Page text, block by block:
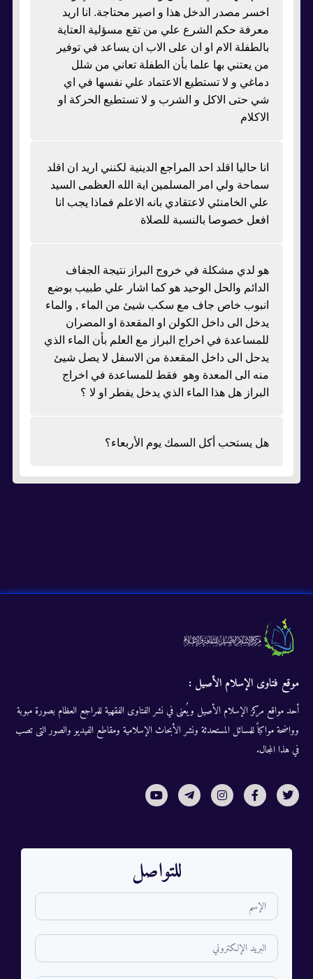
اخسر مصدر الدخل هذا و اصير محتاجة. انا اريد
معرفة حكم الشرع علي من تقع مسؤلية العتاية
بالطفلة الام او ان على الاب ان يساعد في توفير
من يعتني بها علما بأن الطفلة تعاني من شلل
دماغي و لا تستطيع الاعتماد علي نفسها في اي
شي حتى الاكل و الشرب و لا تستطيع الحركة او
الاكلام
انا حاليا اقلد احد المراجع الدينية لكنني اريد ان اقلد
سماحة ولي امر المسلمين اية الله العظمى السيد
علي الخامنئي لاعتقادي بانه الاعلم فماذا يجب انا
افعل خصوصا بالنسبة للصلاة
هو لدي مشكلة في خروج البراز نتيجة الجفاف
الدائم والحل الوحيد هو كما اشار علي طبيب بوضع
انبوب خاص جاف مع سكب شيئ من الماء , والماء
يدخل الى داخل الكولن او المقعدة او المصران
للمساعدة في اخراج البراز مع العلم بأن الماء الذي
يدحل الى داخل المقعدة من الاسفل لا يصل شيئ
منه الى المعدة وهو فقط للمساعدة في اخراج
البراز هل هذا الماء الذي يدخل يفطر او لا ؟
هل يستحب أكل السمك يوم الأربعاء؟
موقع فتاوى الإسلام الأصيل :
أحد مواقع مركز الإسلام الأصيل ويُعنى في نشر الفتاوى الفقهية للمراجع العظام بصورة مبوبة
وواضحة مواكباً للمسائل المستحدثة ونشر الأبحاث الإسلامية ومقاطع الفيديو والصور التى تصب
في هذا المجال.
للتواصل